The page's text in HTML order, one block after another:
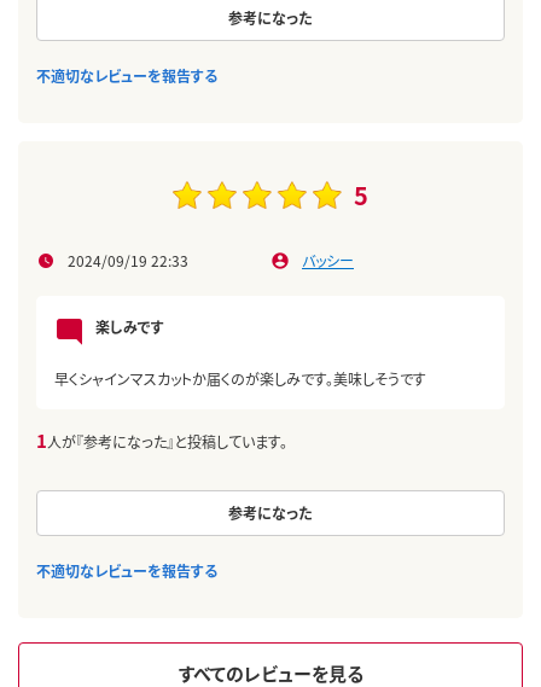
参考になった
不適切なレビューを報告する
5
2024/09/19 22:33 バッシー
楽しみです
早くシャインマスカットか届くのが楽しみです。美味しそうです
1人が『参考になった』と投稿しています。
参考になった
不適切なレビューを報告する
すべてのレビューを見る